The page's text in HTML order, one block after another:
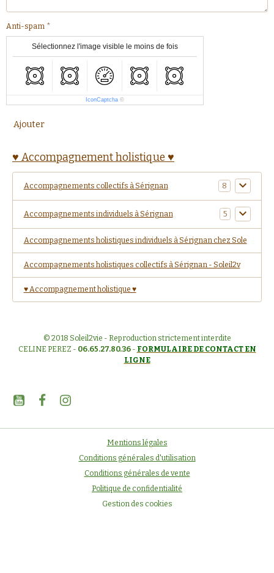
Anti-spam
Sélectionnez l'image visible le moins de fois
IconCaptcha ©
Ajouter
♥ Accompagnement holistique ♥
Accompagnements collectifs à Sérignan 8
Accompagnements individuels à Sérignan 5
Accompagnements holistiques individuels à Sérignan chez Sole
Accompagnements holistiques collectifs à Sérignan - Soleil2v
♥ Accompagnement holistique ♥
© 2018 Soleil2vie - Reproduction strictement interdite
CELINE PEREZ - 06.65.27.80.36- FORMULAIRE DE CONTACT EN
LIGNE
Mentions légales
Conditions générales d'utilisation
Conditions générales de vente
Politique de confidentialité
Gestion des cookies